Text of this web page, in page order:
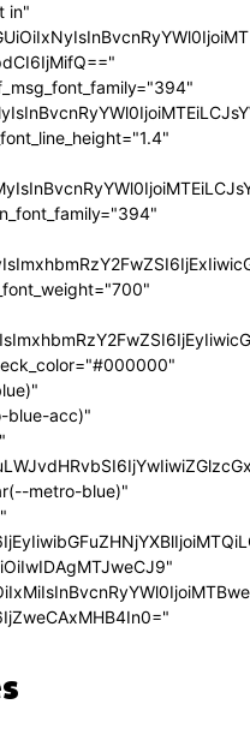
in"
blue-acc)"
metro-blue)"